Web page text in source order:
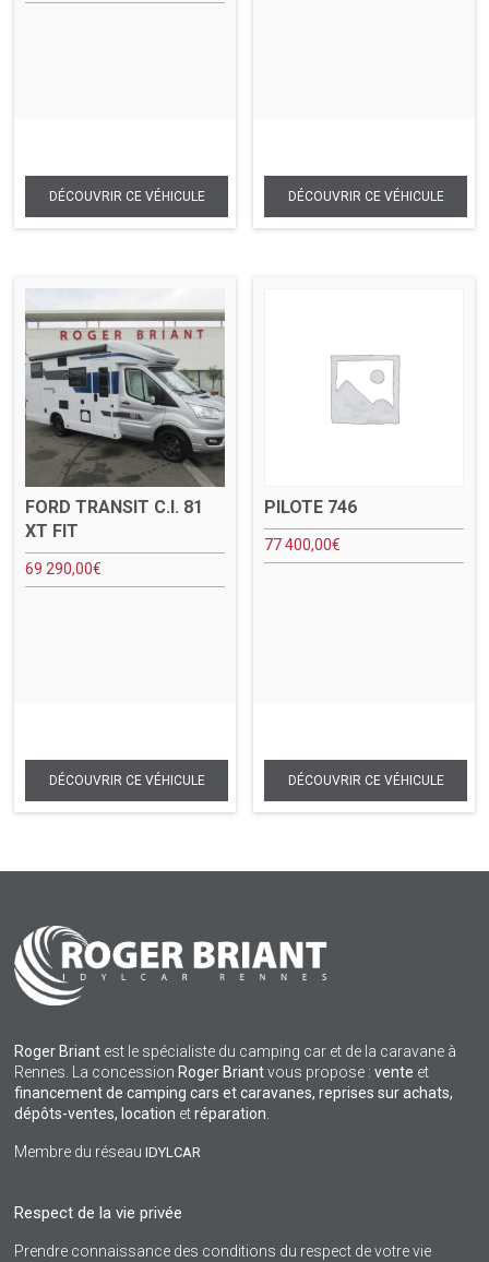
FORD TRANSIT C.I. 81
XT FIT
69 290,00€
PILOTE 746
77 400,00€
Roger Briant est le spécialiste du camping car et de la caravane à
Rennes. La concession Roger Briantvous propose : vente et
financement de camping cars et caravanes, reprises sur achats,
dépôts-ventes, location etréparation.
Membre du réseauIDYLCAR
Respect de la vie privée
Prendre connaissance des conditions du respect de votre vie